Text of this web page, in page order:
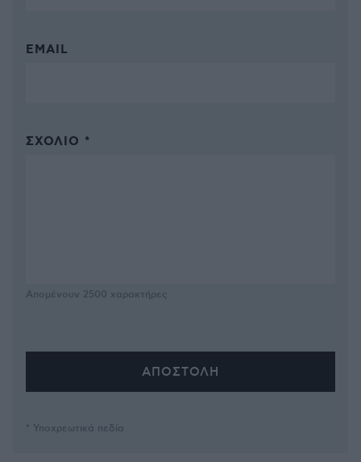
EMAIL
ΣΧΌΛΙΟ *
Απομένουν 2500 χαρακτήρες
* Υποχρεωτικά πεδία